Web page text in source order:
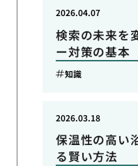
検索の未来を
ー対策の基本
2026.04.07
知識
保温性の高い
る賢い方法
2026.03.18